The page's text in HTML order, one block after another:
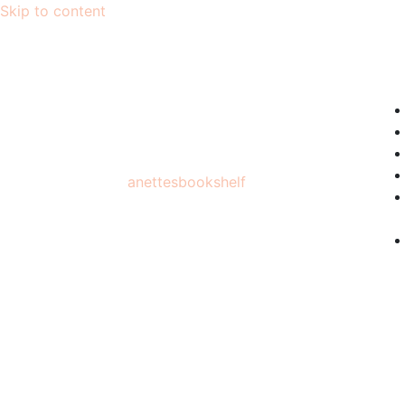
Skip to content
anettesbookshelf